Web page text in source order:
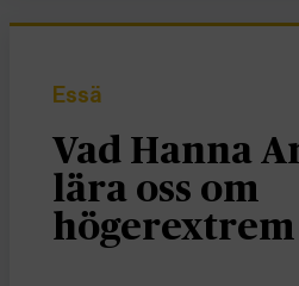
Essä
Vad Hanna
lära oss om